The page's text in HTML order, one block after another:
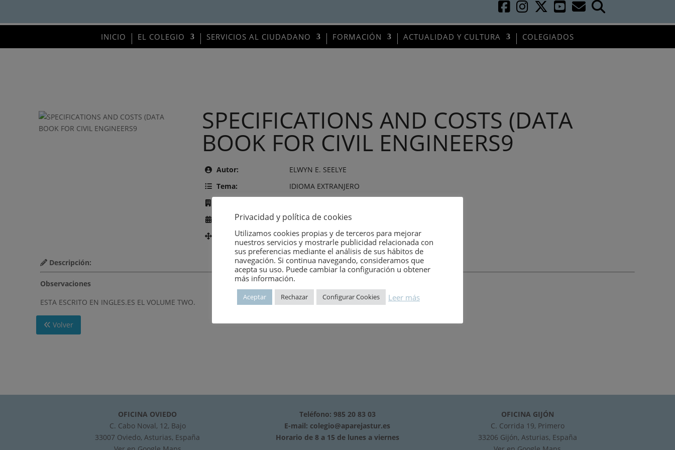
INICIO EL COLEGIO SERVICIOS AL CIUDADANO FORMACIÓN ACTUALIDAD Y CULTURA COLEGIADOS
SPECIFICATIONS AND COSTS (DATA
BOOK FOR CIVIL ENGINEERS9
Autor:
ELWYN E. SEELYE
Tema:
IDIOMA EXTRANJERO
Año de publicación: 6 de agosto de 2026
Número:
46
Descripción:
Observaciones
ESTA ESCRITO EN INGLES.ES EL VOLUME TWO.
Volver
OFICINA OVIEDO
C. Cabo Noval, 12, Bajo
33007 Oviedo, Asturias, España
Teléfono: 985 20 83 03
E-mail: colegio@aparejastur.es
Horario de 8 a 15 de lunes a viernes
OFICINA GIJÓN
C. Corrida 19, Primero
33206 Gijón, Asturias, España
Privacidad y política de cookies
Utilizamos cookies propias y de terceros para mejorar
nuestros servicios y mostrarle publicidad relacionada con
sus preferencias mediante el análisis de sus hábitos de
navegación. Si continua navegando, consideramos que
acepta su uso. Puede cambiar la configuración u obtener
más información.
Aceptar Rechazar Configurar Cookies Leer más